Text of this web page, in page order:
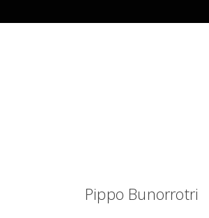
Pippo Bunorrotri